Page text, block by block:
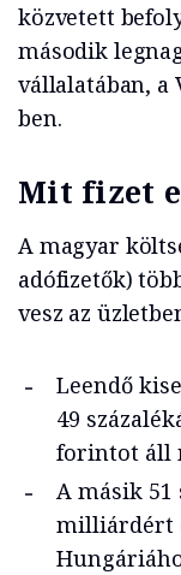
közvetett
második
vállalatában, a
ben.
Mit fizet
A magyar
adófizetők)
vesz az
Leendő
49
forintot áll
A másik 51
milliárdért